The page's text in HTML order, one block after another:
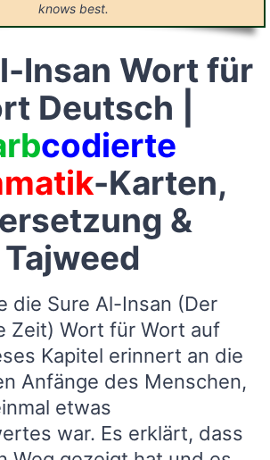
knows best.
Insan Wort für
Deutsch |
codierte
-Karten,
&
Tajweed
die Sure Al-Insan (Der
Zeit) Wort für Wort auf
Kapitel erinnert an die
Anfänge des Menschen,
etwas
war. Es erklärt, dass